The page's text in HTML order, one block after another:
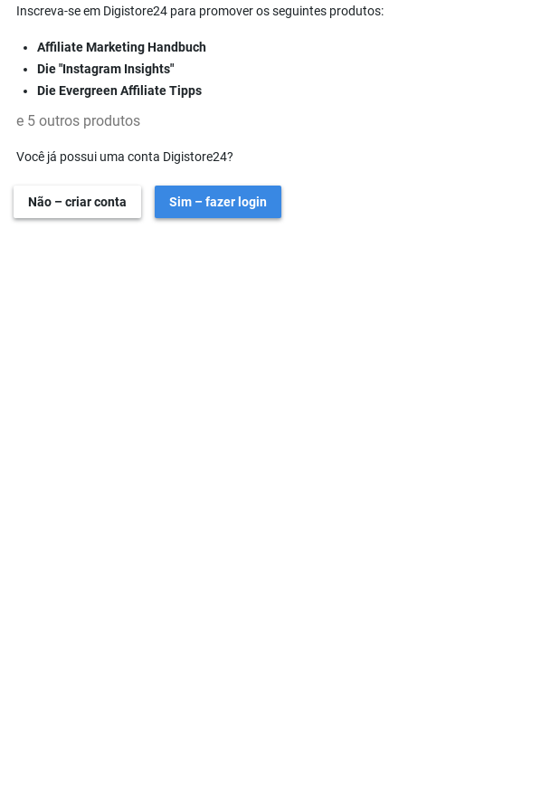
Inscreva-se em Digistore24 para promover os seguintes produtos:
Affiliate Marketing Handbuch
Die "Instagram Insights"
Die Evergreen Affiliate Tipps
e 5 outros produtos
Você já possui uma conta Digistore24?
Não – criar conta Sim – fazer login